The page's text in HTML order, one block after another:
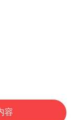
容